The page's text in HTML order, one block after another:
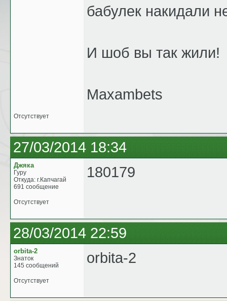
бабулек накидали
И шоб вы так жили!
Maxambets
Отсутствует
27/03/2014 18:34
Джяка
Гуру
Откуда: г.Капчагай
691 сообщение
180179
Отсутствует
28/03/2014 22:59
orbita-2
Знаток
145 сообщений
orbita-2
Отсутствует